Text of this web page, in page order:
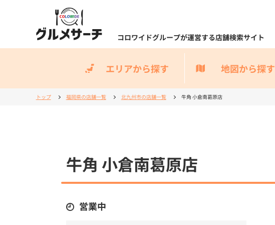
コロワイドグループが運営する店舗検索サイト
エリアから探す 地図から探す
トップ 福岡県の店舗一覧 北九州市の店舗一覧 牛角 小倉南葛原店
牛角 小倉南葛原店
営業中